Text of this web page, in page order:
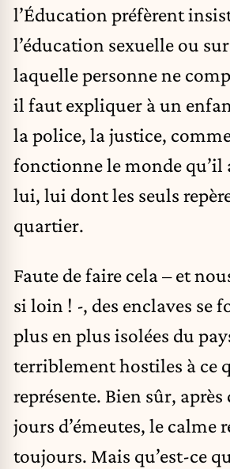
l’Éducation préfèrent
l’éducation sexuelle ou
laquelle personne ne
il faut expliquer à un
la police, la justice,
fonctionne le monde qu’il
lui, lui dont les seuls
quartier.
Faute de faire cela – et
si loin ! -, des enclaves se
plus en plus isolées du
terriblement hostiles à ce
représente. Bien sûr, après
jours d’émeutes, le calme
toujours. Mais qu’est-ce